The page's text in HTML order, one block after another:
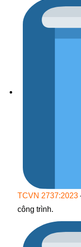
TCVN 2737:2023
công trình.